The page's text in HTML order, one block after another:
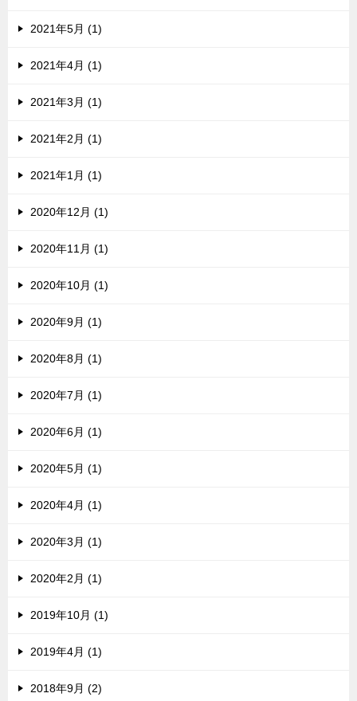
2021年5月 (1)
2021年4月 (1)
2021年3月 (1)
2021年2月 (1)
2021年1月 (1)
2020年12月 (1)
2020年11月 (1)
2020年10月 (1)
2020年9月 (1)
2020年8月 (1)
2020年7月 (1)
2020年6月 (1)
2020年5月 (1)
2020年4月 (1)
2020年3月 (1)
2020年2月 (1)
2019年10月 (1)
2019年4月 (1)
2018年9月 (2)